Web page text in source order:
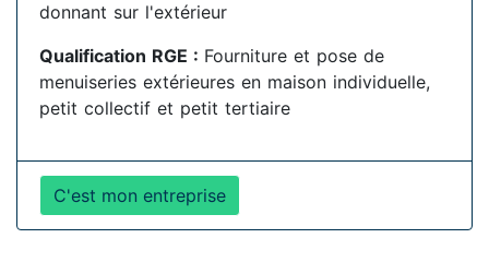
donnant sur l'extérieur
Qualification RGE : Fourniture et pose de
menuiseries extérieures en maison individuelle,
petit collectif et petit tertiaire
C'est mon entreprise